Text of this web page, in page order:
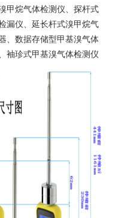
烷气体检测仪、探杆式
漏仪、延长杆式溴甲烷气
、数据存储型甲基溴气体
袖珍式甲基溴气体检测仪